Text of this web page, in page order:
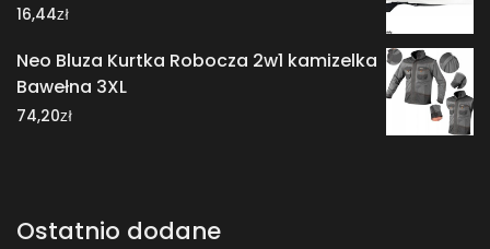
16,44zł
Neo Bluza Kurtka Robocza 2w1 kamizelka
Bawełna 3XL
74,20zł
Ostatnio dodane